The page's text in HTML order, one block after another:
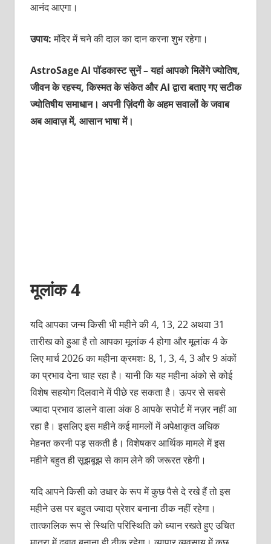
आनंद आएगा।
उपाय:मंदिर में चने की दाल का दान करना शुभ रहेगा।
AstroSage AI पॉडकास्ट सुनें – यहां आपको मिलेंगे ज्योतिष,
जीवन के रहस्य, किस्मत के संकेत और AI द्वारा बताए गए सटीक
ज्योतिषीय समाधान। अपनी ज़िंदगी के अहम सवालों के जवाब
अब आवाज़ में, आसान भाषा में।
मूलांक 4
यदि आपका जन्म किसी भी महीने की 4, 13, 22 अथवा 31
तारीख को हुआ है तो आपका मूलांक 4 होगा और मूलांक 4 के
लिए मार्च 2026 का महीना क्रमशः 8, 1, 3, 4, 3 और 9 अंकों
का प्रभाव देना चाह रहा है। यानी कि यह महीना अंको से कोई
विशेष सहयोग दिलवाने में पीछे रह सकता है। ऊपर से सबसे
ज्यादा प्रभाव डालने वाला अंक 8 आपके सपोर्ट में नज़र नहीं आ
रहा है। इसलिए इस महीने कई मामलों में अपेक्षाकृत अधिक
मेहनत करनी पड़ सकती है। विशेषकर आर्थिक मामले में इस
महीने बहुत ही सूझबूझ से काम लेने की जरूरत रहेगी।
यदि आपने किसी को उधार के रूप में कुछ पैसे दे रखे हैं तो इस
महीने उस पर बहुत ज्यादा प्रेशर बनाना ठीक नहीं रहेगा।
तात्कालिक रूप से स्थिति परिस्थिति को ध्यान रखते हुए उचित